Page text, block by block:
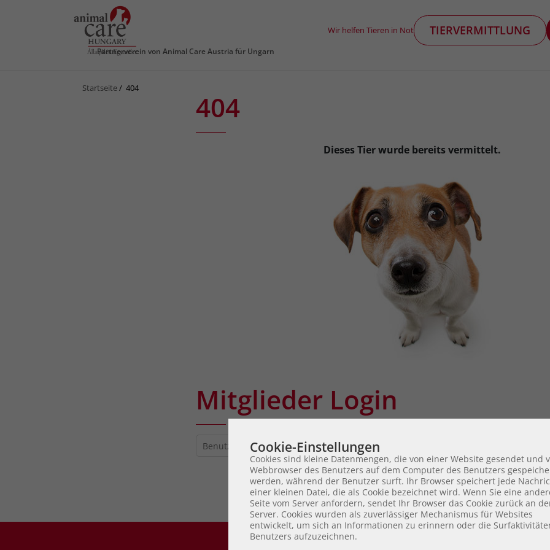
Cookie-Einstellungen
Cookies sind kleine Datenmengen, die von einer Website gesendet und
Webbrowser des Benutzers auf dem Computer des Benutzers
werden, während der Benutzer surft. Ihr Browser speichert jede
einer kleinen Datei, die als Cookie bezeichnet wird. Wenn Sie eine
Seite vom Server anfordern, sendet Ihr Browser das Cookie zurück an
Server. Cookies wurden als zuverlässiger Mechanismus für Websites
entwickelt, um sich an Informationen zu erinnern oder die
Benutzers aufzuzeichnen.
Partnerverein von Animal Care Austria für Ungarn
Wir helfen Tieren in Not TIERVERMITTLUNG
Startseite 404
404
Dieses Tier wurde bereits vermittelt.
Mitglieder Login